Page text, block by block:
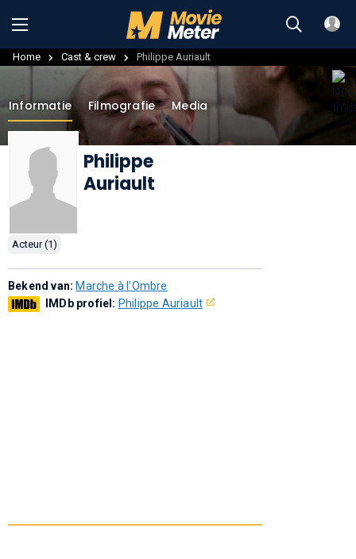
Home Cast & crew Philippe Auriault
Informatie Filmografie Media
Philippe
Auriault
Acteur (1)
Bekend van: Marche à l'Ombre
IMDb profiel: Philippe Auriault